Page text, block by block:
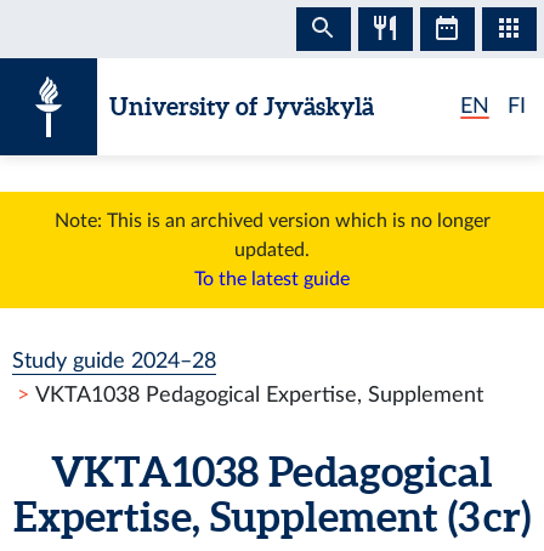
University of Jyväskylä EN FI
Note: This is an archived version which is no longer
updated.
To the latest guide
Study guide 2024–28
VKTA1038 Pedagogical Expertise, Supplement
VKTA1038 Pedagogical
Expertise, Supplement (3 cr)